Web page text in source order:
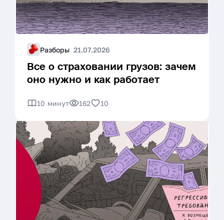
Разборы 21.07.2026
Все о страховании грузов: зачем
оно нужно и как работает
10 минут 162 10